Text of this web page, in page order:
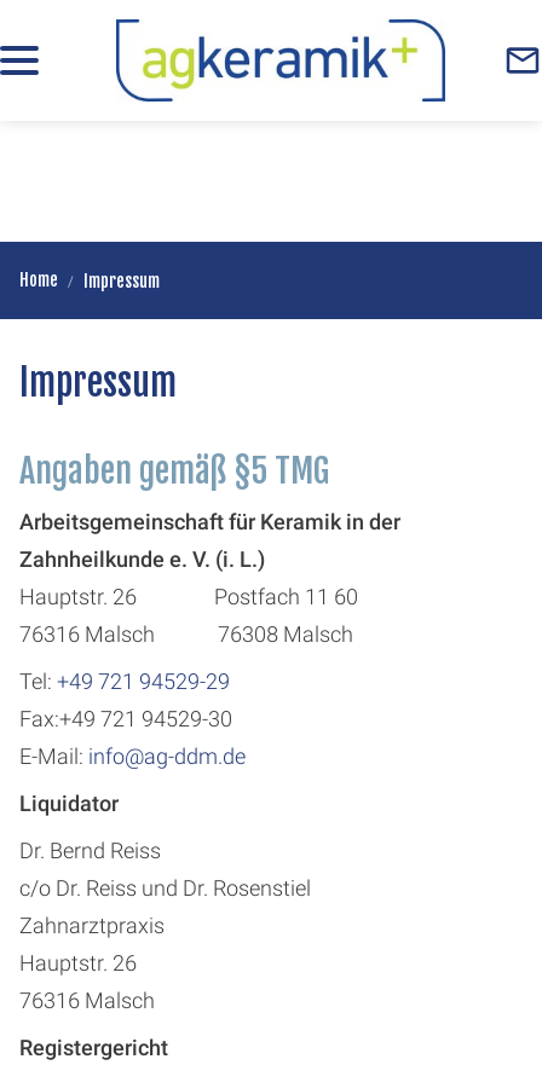
Home Impressum
Impressum
Angaben gemäß §5 TMG
Arbeitsgemeinschaft für Keramik in der
Zahnheilkunde e. V. (i. L.)
Hauptstr. 26 Postfach 11 60
76316 Malsch 76308 Malsch
Tel: +49 721 94529-29
Fax:+49 721 94529-30
E-Mail: info@ag-ddm.de
Liquidator
Dr. Bernd Reiss
c/o Dr. Reiss und Dr. Rosenstiel
Zahnarztpraxis
Hauptstr. 26
76316 Malsch
Registergericht